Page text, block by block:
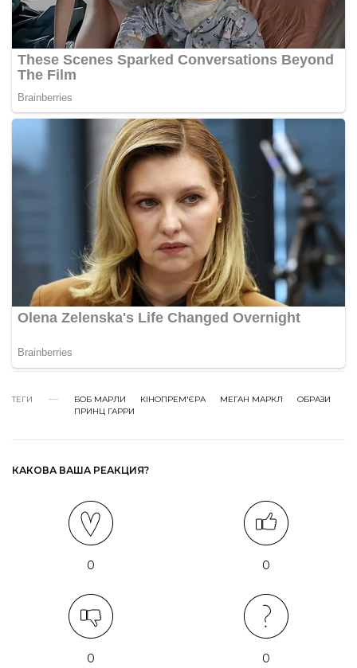
ТЕГИ БОБ МАРЛИ КІНОПРЕМ'ЄРА МЕГАН МАРКЛ
ОБРАЗИ
ПРИНЦ ГАРРИ
КАКОВА ВАША РЕАКЦИЯ?
0 0
0 0